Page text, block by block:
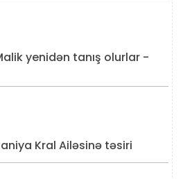
yenidən tanış olurlar -
Kral Ailəsinə təsiri